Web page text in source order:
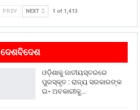
PREV NEXT 1 of 1,413
ଦେଶବିଦେଶ
ଓଡ଼ିଶାକୁ ଜାତୀୟସ୍ତରରେ
ପୁରସ୍କୃତ : ରାଜ୍ୟ ସରକାରଙ୍କ
ଇ- ଅବକାରୀକୁ…